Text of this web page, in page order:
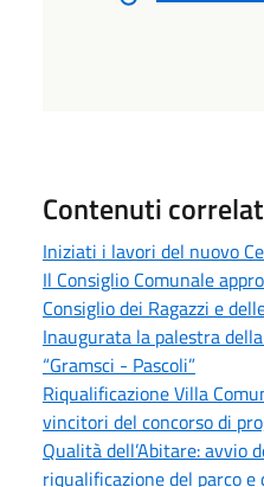
Contenuti
Iniziati i lavori del nuovo
Il Consiglio Comunale
Consiglio dei Ragazzi e
Inaugurata la palestra
“Gramsci - Pascoli”
Riqualificazione Villa
vincitori del concorso di
Qualità dell’Abitare: avvio
riqualificazione del parco e